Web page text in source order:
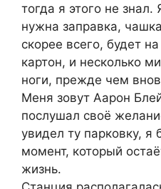
тогда я этого не знал.
нужна заправка,
скорее всего, будет
картон, и несколько
ноги, прежде чем
Меня зовут Аарон
послушал своё
увидел ту парковку, я
момент, который
жизнь.